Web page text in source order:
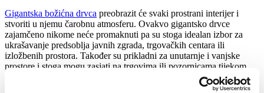
Gigantska božićna drvca preobrazit će svaki prostrani interijer i
stvoriti u njemu čarobnu atmosferu. Ovakvo gigantsko drvce
zajamčeno nikome neće promaknuti pa su stoga idealan izbor za
ukrašavanje predsoblja javnih zgrada, trgovačkih centara ili
izložbenih prostora. Također su prikladni za unutarnje i vanjske
prostore i stoga mogu zasjati na trgovima ili pozornicama tijekom